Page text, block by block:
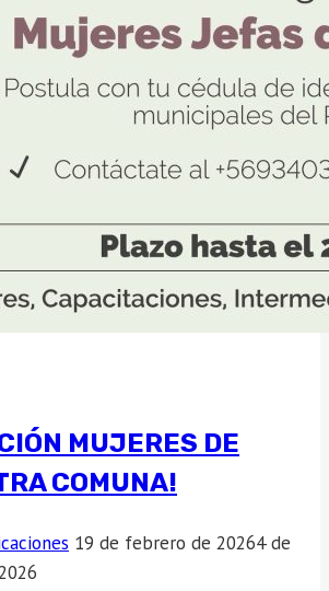
mujeres
Vichuquén
MUJERES DE
COMUNA!
19 de febrero de 20264 de